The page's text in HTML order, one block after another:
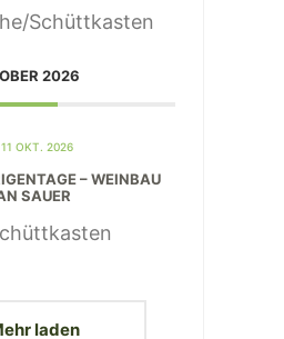
Schüttkasten
2026
OKT. 2026
– WEINBAU
SAUER
laden